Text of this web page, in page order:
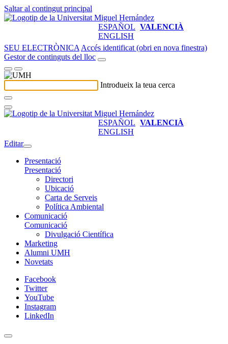
Saltar al contingut principal
ESPAÑOL VALENCIÀ
ENGLISH
SEU ELECTRÒNICA Accés identificat (obri en nova finestra)
Gestor de continguts del lloc
Introdueix la teua cerca
ESPAÑOL VALENCIÀ
ENGLISH
Editar
Presentació
Presentació
Directori
Ubicació
Carta de Serveis
Política Ambiental
Comunicació
Comunicació
Divulgació Científica
Marketing
Alumni UMH
Novetats
Facebook
Twitter
YouTube
Instagram
LinkedIn